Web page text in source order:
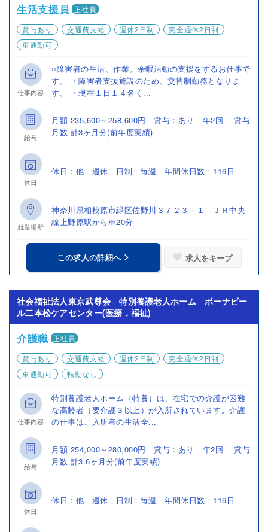
生活支援員 正社員
賞与あり
交通費支給 週休2日制
完全週休2日制
車通勤可
仕事内容
○障害者の生活、作業。余暇活動の支援をするお仕事で
す。 ・障害者支援施設のため、交替制勤務となりま
す。 ・現在１日１４名く...
給与
月額 235,600～258,600円 賞与：あり 年2回 賞与
月数 計3ヶ月分(前年度実績)
休日
休日：他 週休二日制：毎週 年間休日数：116日
就業場所
神奈川県相模原市緑区佐野川３７２３－１ ＪＲ中央
線上野原駅から車20分
この求人の詳細へ 求人をキープ
社会福祉法人東京武尊会 特別養護老人ホーム ボーナビー
ル二本松ケアセンター(医療，福祉)
介護職 正社員
賞与あり
交通費支給 週休2日制
完全週休2日制
車通勤可
転勤なし
仕事内容
特別養護老人ホーム（特養）は、在宅での介護が困難
な高齢者（要介護３以上）が入所されています。介護
の仕事は、入所者の生活全...
給与
月額 254,000～280,000円 賞与：あり 年2回 賞与
月数 計3.6ヶ月分(前年度実績)
休日
休日：他 週休二日制：毎週 年間休日数：116日